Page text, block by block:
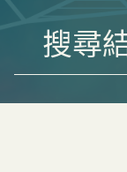
搜尋